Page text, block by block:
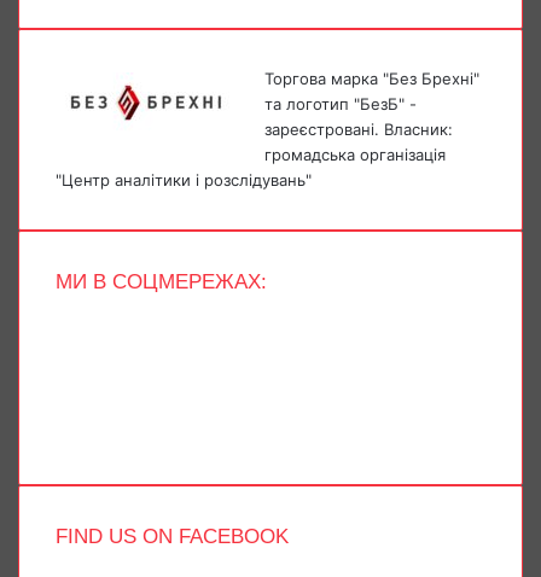
Торгова марка "Без Брехні"
та логотип "БезБ" -
зареєстровані. Власник:
громадська організація
"Центр аналітики і розслідувань"
МИ В СОЦМЕРЕЖАХ:
FIND US ON FACEBOOK